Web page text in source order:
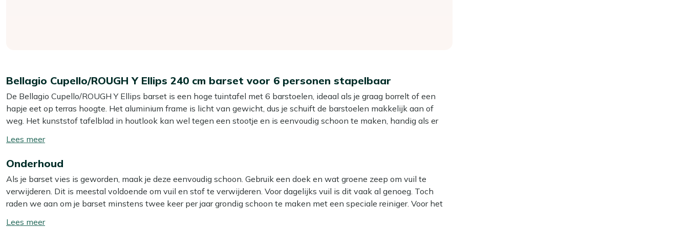
Bellagio Cupello/ROUGH Y Ellips 240 cm barset voor 6 personen stapelbaar
De Bellagio Cupello/ROUGH Y Ellips barset is een hoge tuintafel met 6 barstoelen, ideaal als je graag borrelt of een
hapje eet op terras hoogte. Het aluminium frame is licht van gewicht, dus je schuift de barstoelen makkelijk aan of
weg. Het kunststof tafelblad in houtlook kan wel tegen een stootje en is eenvoudig schoon te maken, handig als er
barset goed bij je.
Eigenschappen
Barset voor 6 personen:Je hebt genoeg plek om met vrienden of familie te borrelen of samen buiten te eten.
Aluminium stoelframe:De stoelen zijn licht, waardoor je ze makkelijk verplaatst als je je terras anders wilt indelen.
Inclusief kussens:
Toon/verberg
meer
Onderhoud
Als je barset vies is geworden, maak je deze eenvoudig schoon. Gebruik een doek en wat groene zeep om vuil te
verwijderen. Dit is meestal voldoende om vuil en stof te verwijderen. Voor dagelijks vuil is dit vaak al genoeg. Toch
raden we aan om je barset minstens twee keer per jaar grondig schoon te maken met een speciale reiniger. Voor het
Toon/verberg